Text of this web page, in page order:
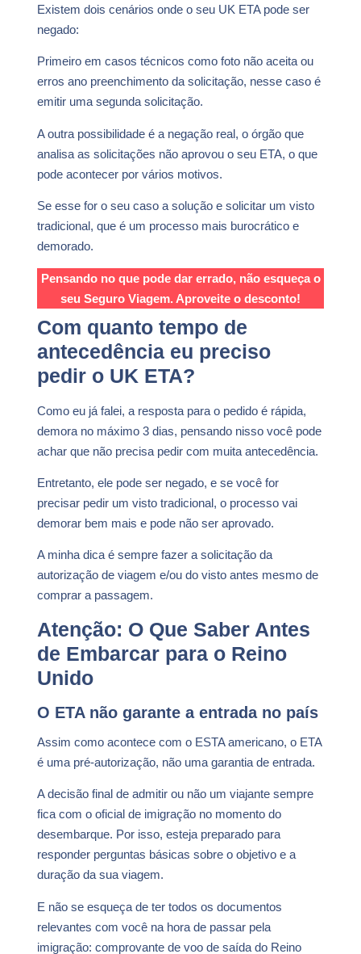
Existem dois cenários onde o seu UK ETA pode ser
negado:
Primeiro em casos técnicos como foto não aceita ou
erros ano preenchimento da solicitação, nesse caso é
emitir uma segunda solicitação.
A outra possibilidade é a negação real, o órgão que
analisa as solicitações não aprovou o seu ETA, o que
pode acontecer por vários motivos.
Se esse for o seu caso a solução e solicitar um visto
tradicional, que é um processo mais burocrático e
demorado.
Pensando no que pode dar errado, não esqueça o
seu Seguro Viagem. Aproveite o desconto!
Com quanto tempo de
antecedência eu preciso
pedir o UK ETA?
Como eu já falei, a resposta para o pedido é rápida,
demora no máximo 3 dias, pensando nisso você pode
achar que não precisa pedir com muita antecedência.
Entretanto, ele pode ser negado, e se você for
precisar pedir um visto tradicional, o processo vai
demorar bem mais e pode não ser aprovado.
A minha dica é sempre fazer a solicitação da
autorização de viagem e/ou do visto antes mesmo de
comprar a passagem.
Atenção: O Que Saber Antes
de Embarcar para o Reino
Unido
O ETA não garante a entrada no país
Assim como acontece com o ESTA americano, o ETA
é uma pré-autorização, não uma garantia de entrada.
A decisão final de admitir ou não um viajante sempre
fica com o oficial de imigração no momento do
desembarque. Por isso, esteja preparado para
responder perguntas básicas sobre o objetivo e a
duração da sua viagem.
E não se esqueça de ter todos os documentos
relevantes com você na hora de passar pela
imigração: comprovante de voo de saída do Reino